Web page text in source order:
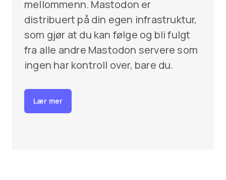
mellommenn. Mastodon er
distribuert på din egen infrastruktur,
som gjør at du kan følge og bli fulgt
fra alle andre Mastodon servere som
ingen har kontroll over, bare du.
Lær mer